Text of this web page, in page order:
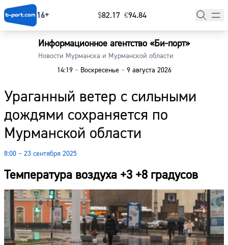
16+ $⁠82.17 €⁠94.84
Информационное агентство «Би-порт»
Новости Мурманска и Мурманской области
14:19 –Воскресенье –9 августа 2026
Ураганный ветер с сильными
дождями сохраняется по
Мурманской области
8:00 – 23 сентября 2025
Температура воздуха +3 +8 градусов
Главная
Наши гости
Фоторепортажи
Погода
Курсы валют